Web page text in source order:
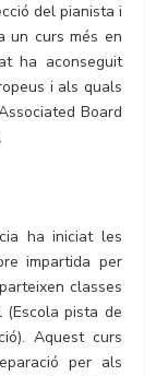
del pianista i
un curs més en
ha aconseguit
i als quals
Board
ha iniciat les
impartida per
classes
(Escola pista de
Aquest curs
per als